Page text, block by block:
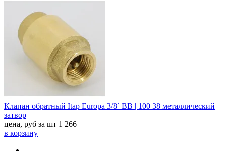
Клапан обратный Itap Europa 3/8` ВВ | 100 38 металлический
затвор
цена, руб за шт 1 266
в корзину